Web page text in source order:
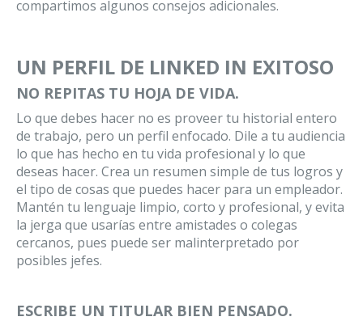
compartimos algunos consejos adicionales.
UN PERFIL DE LINKED IN EXITOSO
NO REPITAS TU HOJA DE VIDA.
Lo que debes hacer no es proveer tu historial entero
de trabajo, pero un perfil enfocado. Dile a tu audiencia
lo que has hecho en tu vida profesional y lo que
deseas hacer. Crea un resumen simple de tus logros y
el tipo de cosas que puedes hacer para un empleador.
Mantén tu lenguaje limpio, corto y profesional, y evita
la jerga que usarías entre amistades o colegas
cercanos, pues puede ser malinterpretado por
posibles jefes.
ESCRIBE UN TITULAR BIEN PENSADO.